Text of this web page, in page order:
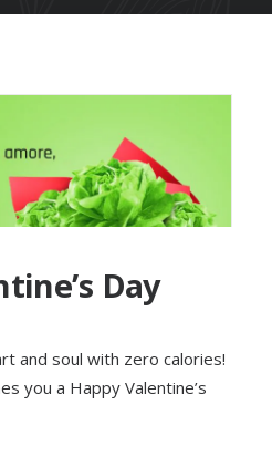
Day
and soul with zero calories!
you a Happy Valentine’s